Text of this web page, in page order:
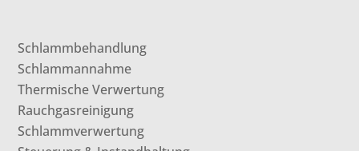
Schlammbehandlung
Schlammannahme
Thermische Verwertung
Rauchgasreinigung
Schlammverwertung